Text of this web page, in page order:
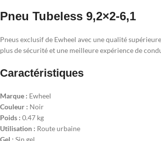
Pneu Tubeless 9,2×2-6,1
Pneus exclusif de Ewheel avec une qualité
plus de sécurité et une meilleure expérience de
Caractéristiques
Marque : Ewheel
Couleur : Noir
Poids : 0.47 kg
Utilisation : Route urbaine
Gel : Sin gel